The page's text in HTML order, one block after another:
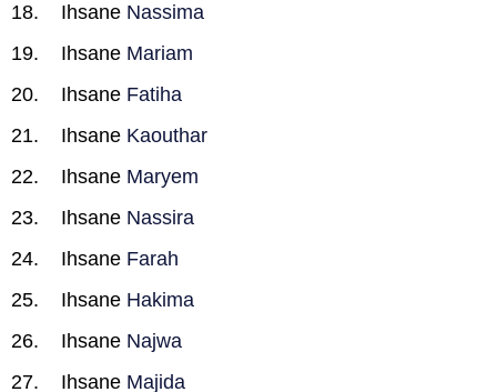
Ihsane Nassima
Ihsane Mariam
Ihsane Fatiha
Ihsane Kaouthar
Ihsane Maryem
Ihsane Nassira
Ihsane Farah
Ihsane Hakima
Ihsane Najwa
Ihsane Majida